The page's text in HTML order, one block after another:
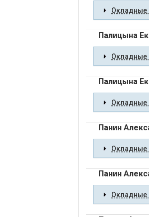
Окладные
Палицына
Окладные
Палицына
Окладные
Панин
Окладные
Панин
Окладные